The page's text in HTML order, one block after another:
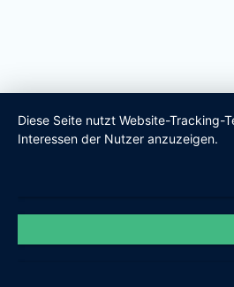
Diese Seite nutzt Website-Tracking-
Interessen der Nutzer anzuzeigen.